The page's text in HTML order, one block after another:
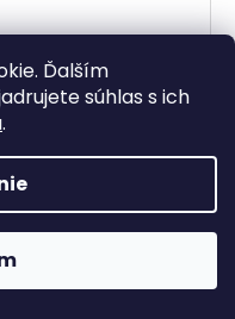
Ďalším
súhlas s ich
.
ks